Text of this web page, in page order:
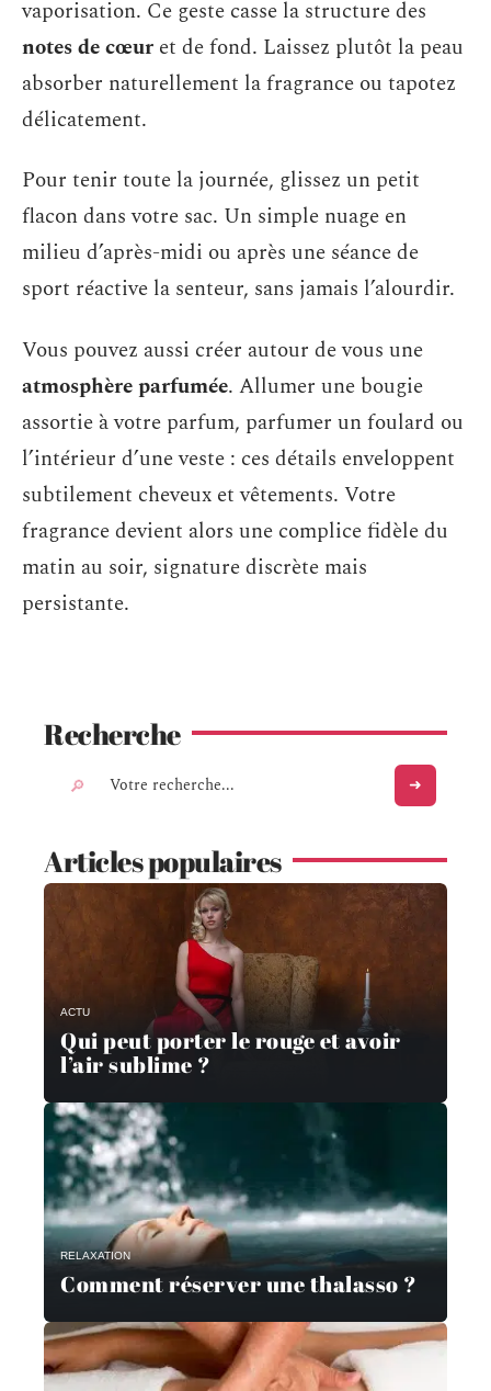
vaporisation. Ce geste casse la structure des
notes de cœur et de fond. Laissez plutôt la peau
absorber naturellement la fragrance ou tapotez
délicatement.
Pour tenir toute la journée, glissez un petit
flacon dans votre sac. Un simple nuage en
milieu d’après-midi ou après une séance de
sport réactive la senteur, sans jamais l’alourdir.
Vous pouvez aussi créer autour de vous une
atmosphère parfumée. Allumer une bougie
assortie à votre parfum, parfumer un foulard ou
l’intérieur d’une veste : ces détails enveloppent
subtilement cheveux et vêtements. Votre
fragrance devient alors une complice fidèle du
matin au soir, signature discrète mais
persistante.
Recherche
Articles populaires
ACTU
Qui peut porter le rouge et avoir
l’air sublime ?
RELAXATION
Comment réserver une thalasso ?